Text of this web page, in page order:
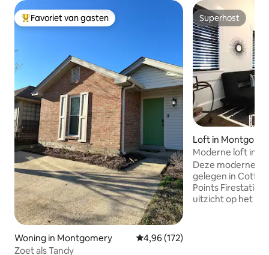
Topfavoriet van gasten
Favoriet van gasten
Woning in Montgomery Gemiddelde beoordeling van
4,96 (172)
Zoet als Tandy
Superhost
Superhost
Loft in
Moderne loft in
Firestation
Deze moderne,
gelegen in
Points
uitzicht op het